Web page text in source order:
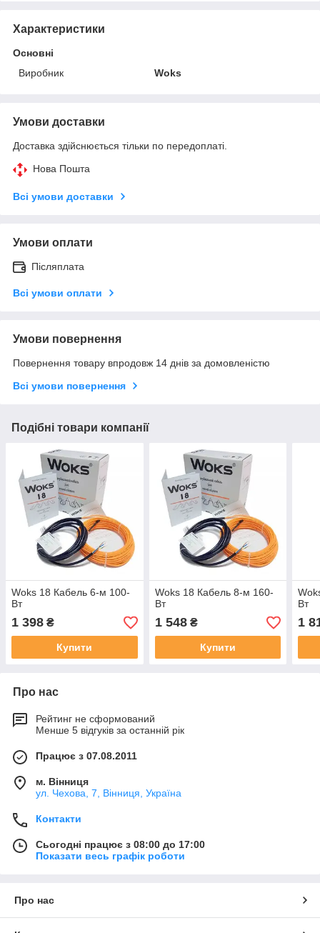
Характеристики
Основні
Виробник
Woks
Умови доставки
Доставка здійснюється тільки по передоплаті.
Нова Пошта
Всі умови доставки
Умови оплати
Післяплата
Всі умови оплати
Умови повернення
Повернення товару впродовж 14 днів за домовленістю
Всі умови повернення
Подібні товари компанії
Woks 18 Кабель 6-м 100-
Вт
1 398 ₴
Купити
Woks 18 Кабель 8-м 160-
Вт
1 548₴
Купити
Вт
1
Про нас
Рейтинг не сформований
Менше 5 відгуків за останній рік
Працює з 07.08.2011
м. Вінниця
ул. Чехова, 7, Вінниця, Україна
Контакти
Сьогодні працює з 08:00 до 17:00
Показати весь графік роботи
Про нас